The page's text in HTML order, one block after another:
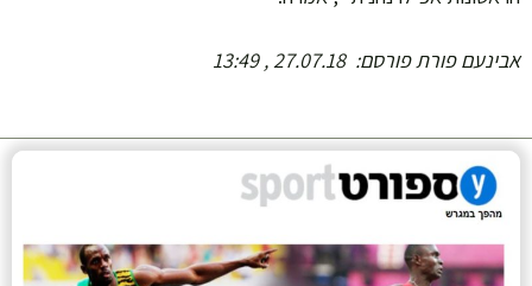
אבינעם פורתפורסם: 27.07.18 , 13:49